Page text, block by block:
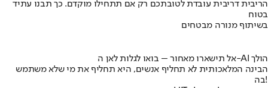
הריבית דריבית עובדת לטובתכם רק אם תתחילו מוקדם. כך תבנו עתיד
בטוח
בשיתוף מנורה מבטחים
אל תישארו מאחור – בואו לגלות לאן ה-AI הולך
הבינה המלאכותית לא תחליף אנשים, היא תחליף את מי שלא משתמש
בה!